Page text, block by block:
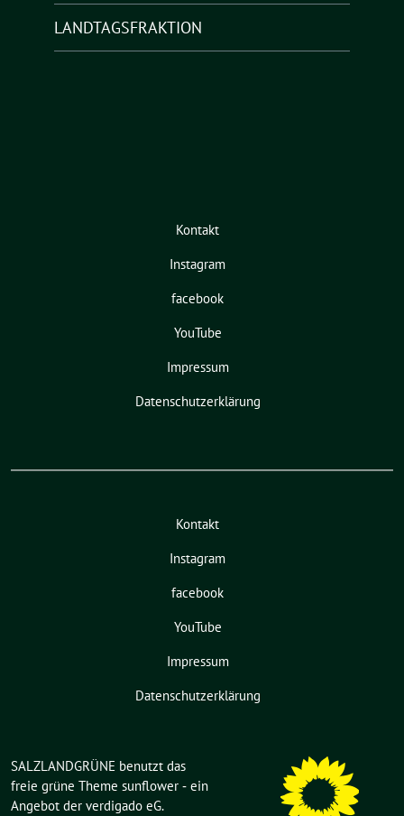
LANDTAGSFRAKTION
Kontakt
Instagram
facebook
YouTube
Impressum
Datenschutzerklärung
Kontakt
Instagram
facebook
YouTube
Impressum
Datenschutzerklärung
SALZLANDGRÜNE benutzt das
freie grüne Theme sunflower ‐ ein
Angebot der verdigado eG.